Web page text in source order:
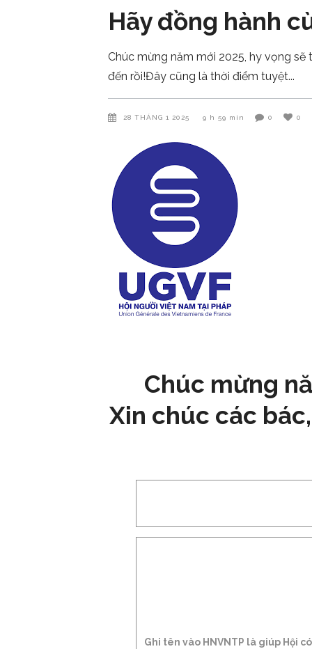
Hãy đồng hành
Chúc mừng năm mới 2025, hy vọng sẽ
đến rồi!Đây cũng là thời điểm tuyệt
28 THÁNG 1 2025 9 h 59 min 0 0
Chúc mừng
Xin chúc các
Ghi tên vào HNVNTP là giúp Hội